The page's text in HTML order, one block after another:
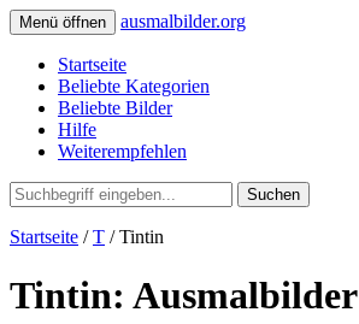
Menü öffnen ausmalbilder.org
Startseite
Beliebte Kategorien
Beliebte Bilder
Hilfe
Weiterempfehlen
Suchen
Startseite /T / Tintin
Tintin: Ausmalbilder